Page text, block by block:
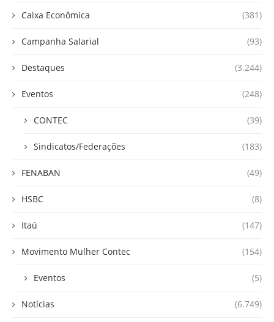
Caixa Econômica (381)
Campanha Salarial (93)
Destaques (3.244)
Eventos (248)
CONTEC (39)
Sindicatos/Federações (183)
FENABAN (49)
HSBC (8)
Itaú (147)
Movimento Mulher Contec (154)
Eventos (5)
Notícias (6.749)